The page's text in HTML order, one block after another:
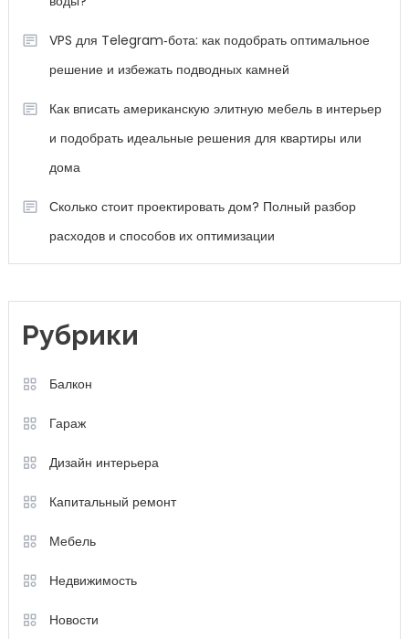
VPS для Telegram‑бота: как подобрать оптимальное
решение и избежать подводных камней
Как вписать американскую элитную мебель в интерьер
и подобрать идеальные решения для квартиры или
дома
Сколько стоит проектировать дом? Полный разбор
расходов и способов их оптимизации
Рубрики
Балкон
Гараж
Дизайн интерьера
Капитальный ремонт
Мебель
Недвижимость
Новости